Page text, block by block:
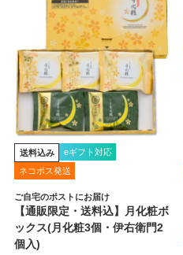
送料込み eギフト対応
ネコポス発送
ご自宅のポストにお届け
【通販限定・送料込】月化粧ボ
ックス(月化粧3個・伊右衛門2
個入)